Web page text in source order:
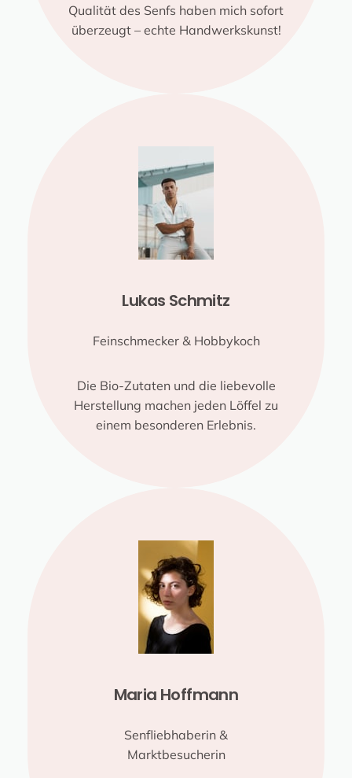
Qualität des Senfs haben mich sofort
überzeugt – echte Handwerkskunst!
Lukas Schmitz
Feinschmecker & Hobbykoch
Die Bio-Zutaten und die liebevolle
Herstellung machen jeden Löffel zu
einem besonderen Erlebnis.
Maria Hoffmann
Senfliebhaberin &
Marktbesucherin